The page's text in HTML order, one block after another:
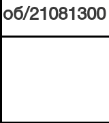
об/21081300